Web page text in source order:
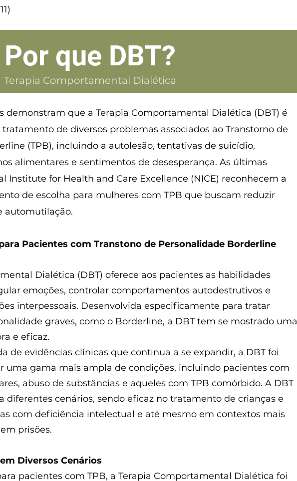
Por que DBT?
Terapia Comportamental Dialética
demonstram que a Terapia Comportamental Dialética (DBT) é
de diversos problemas associados ao Transtorno de
(TPB), incluindo a autolesão, tentativas de suicídio,
alimentares e sentimentos de desesperança. As últimas
Institute for Health and Care Excellence (NICE) reconhecem a
de escolha para mulheres com TPB que buscam reduzir
automutilação.
Pacientes com Transtono de Personalidade Borderline
Dialética (DBT) oferece aos pacientes as habilidades
emoções, controlar comportamentos autodestrutivos e
interpessoais. Desenvolvida especificamente para tratar
graves, como o Borderline, a DBT tem se mostrado uma
e eficaz.
de evidências clínicas que continua a se expandir, a DBT foi
uma gama mais ampla de condições, incluindo pacientes com
abuso de substâncias e aqueles com TPB comórbido. A DBT
diferentes cenários, sendo eficaz no tratamento de crianças e
com deficiência intelectual e até mesmo em contextos mais
prisões.
Diversos Cenários
pacientes com TPB, a Terapia Comportamental Dialética foi